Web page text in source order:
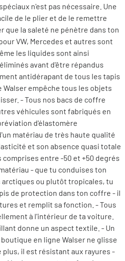
n'est pas nécessaire. Une
de le plier et de le remettre
que la saleté ne pénètre dans ton
VW, Mercedes et autres sont
les liquides sont ainsi
avant d'être répandus
antidérapant de tous les tapis
empêche tous les objets
- Tous nos bacs de coffre
véhicules sont fabriqués en
d'élastomère
matériau de très haute qualité
et son absence quasi totale
entre -50 et +50 degrés
- que tu conduises ton
ou plutôt tropicales, tu
de protection dans ton coffre - il
et remplit sa fonction. - Tous
à l'intérieur de ta voiture.
donne un aspect textile. - Un
en ligne Walser ne glisse
plus, il est résistant aux rayures -